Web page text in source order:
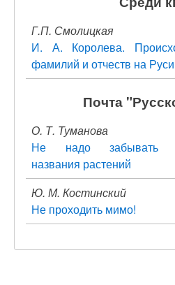
Г.П. Смолицкая
И. А. Королева.
фамилий и отчеств на Руси
Почта
О. Т. Туманова
Не надо забывать
названия растений
Ю. М. Костинский
Не проходить мимо!